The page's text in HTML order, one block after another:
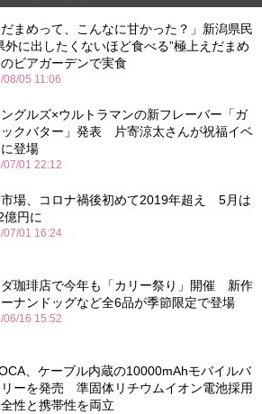
だまめって、こんなに甘かった？」新潟県民
外に出したくないほど食べる”極上えだまめ
ビアガーデンで実食
08/05 11:06
グルズ×ウルトラマンの新フレーバー「ガ
クバター」発表 片寄涼太さんが祝福イベ
登場
07/01 22:12
場、コロナ禍後初めて2019年超え 5月は
億円に
07/01 16:24
ダ珈琲店で今年も「カリー祭り」開催 新作
ナンドッグなど全6品が季節限定で登場
06/16 15:52
、ケーブル内蔵の10000mAhモバイルバ
リーを発売 準固体リチウムイオン電池採用
性と携帯性を両立